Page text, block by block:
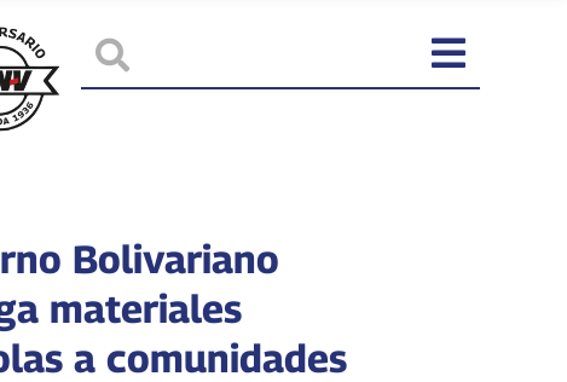
Bolivariano
materiales
a comunidades